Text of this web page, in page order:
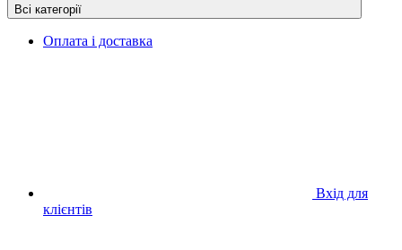
Всі категорії
Оплата і доставка
Вхід для
клієнтів